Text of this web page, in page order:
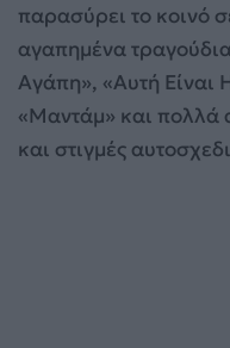
παρασύρει το κοινό
αγαπημένα
Αγάπη», «Αυτή
«Μαντάμ» και πολλά
και στιγμές